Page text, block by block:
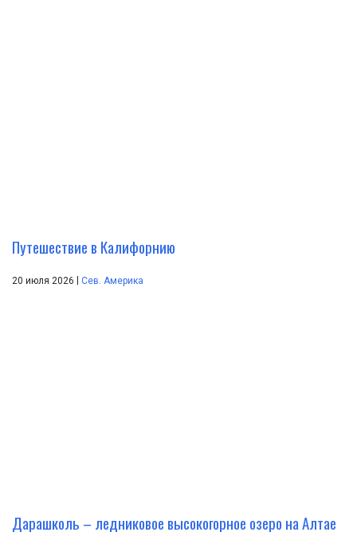
Путешествие в Калифорнию
20 июля 2026 Сев. Америка
Дарашколь – ледниковое высокогорное озеро на Алтае